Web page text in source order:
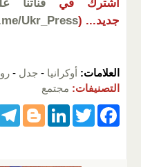
اشترك في قناتنا
جديد... (
Ukr_Press
العلامات: أوكرانيا - جدل -
التصنيفات: مجتمع
F
T
Li
Bl